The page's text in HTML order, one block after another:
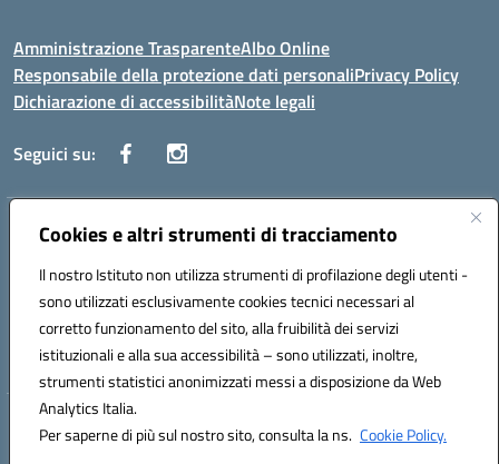
Cookies e altri strumenti di tracciamento
Il nostro Istituto non utilizza strumenti di profilazione degli utenti -
sono utilizzati esclusivamente cookies tecnici necessari al
corretto funzionamento del sito, alla fruibilità dei servizi
istituzionali e alla sua accessibilità – sono utilizzati, inoltre,
strumenti statistici anonimizzati messi a disposizione da Web
Analytics Italia.
Per saperne di più sul nostro sito, consulta la ns. Cookie Policy.
Amministrazione TrasparenteAlbo Online
Responsabile della protezione dati personaliPrivacy Policy
Dichiarazione di accessibilitàNote legali
Seguici su:
Indirizzo:Corso Vittorio Emanuele, 27 90133 - Palermo
Posta elettronica certificata (PEC):pais03600r@pec.istruzione.it
Codice fiscale: 97308550827
Codice meccanografico: PAIS03600R
Hosting & Powered by 3D Solution S.r.l.
Concept & Design by Designers Italia